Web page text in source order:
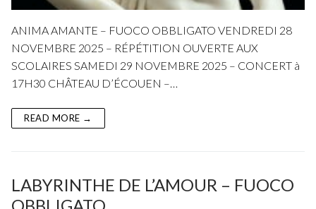
ANIMA AMANTE – FUOCO OBBLIGATO VENDREDI 28
NOVEMBRE 2025 – RÉPÉTITION OUVERTE AUX
SCOLAIRES SAMEDI 29 NOVEMBRE 2025 – CONCERT à
17H30 CHÂTEAU D’ÉCOUEN –…
READ MORE →
LABYRINTHE DE L’AMOUR – FUOCO